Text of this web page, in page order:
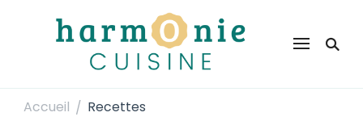
Harmonie Cuisine
Accueil / Recettes